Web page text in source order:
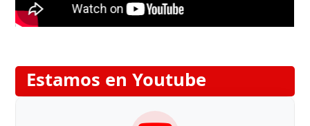
Estamos en Youtube